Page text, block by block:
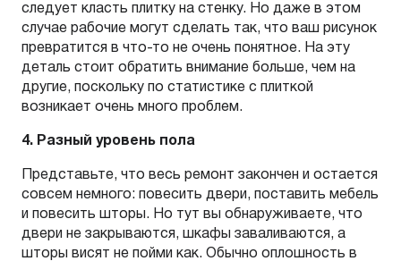
следует класть плитку на стенку. Но даже в этом
случае рабочие могут сделать так, что ваш рисунок
превратится в что-то не очень понятное. На эту
деталь стоит обратить внимание больше, чем на
другие, поскольку по статистике с плиткой
возникает очень много проблем.
4. Разный уровень пола
Представьте, что весь ремонт закончен и остается
совсем немного: повесить двери, поставить мебель
и повесить шторы. Но тут вы обнаруживаете, что
двери не закрываются, шкафы заваливаются, а
шторы висят не пойми как. Обычно оплошность в